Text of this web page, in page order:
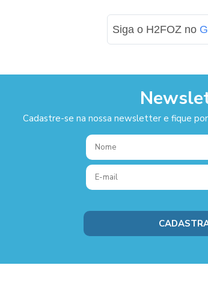
Siga o H2FOZ no G
Cadastre-se na nossa newsletter e fique